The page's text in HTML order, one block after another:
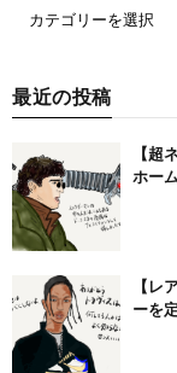
最近の投稿
【超
ホー
【レ
ーを